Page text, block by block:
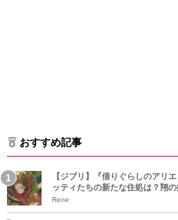
おすすめ記事
【ジブリ】『借りぐらしのアリ
ッティたちの新たな住処は？翔
Rene